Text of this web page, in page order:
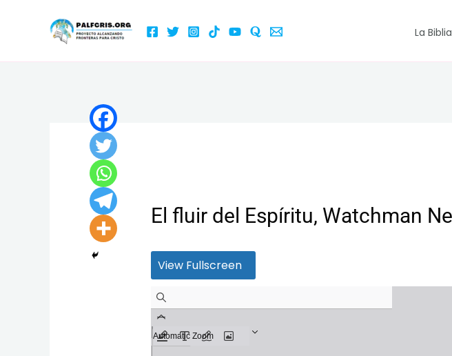
contenido
La
El fluir del Espíritu, Watchman
View Fullscreen